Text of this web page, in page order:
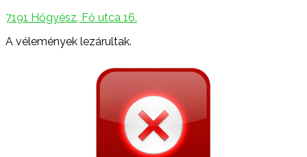
7191 Hőgyész, Fő utca 16.
A vélemények lezárultak.